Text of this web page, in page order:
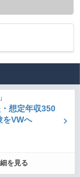
想定年収350
をVWへ
を見る